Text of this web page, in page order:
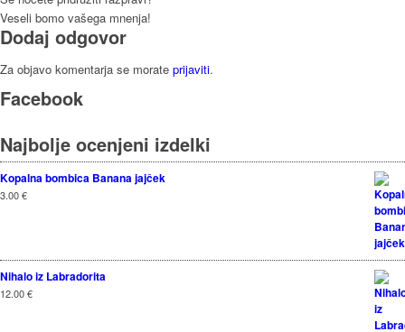
Veseli bomo vašega mnenja!
Dodaj odgovor
Za objavo komentarja se morate prijaviti.
Facebook
Najbolje ocenjeni izdelki
Kopalna bombica Banana jajček
3.00€
Nihalo iz Labradorita
12.00€